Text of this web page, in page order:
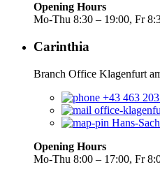
Opening Hours
Mo-Thu 8:30 – 19:00, Fr
Carinthia
Branch Office Klagenfurt
+43 463
office-
Hans-
Opening Hours
Mo-Thu 8:00 – 17:00, Fr